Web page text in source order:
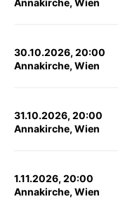
Annakirche, Wien
30.10.2026, 20:00
Annakirche, Wien
31.10.2026, 20:00
Annakirche, Wien
1.11.2026, 20:00
Annakirche, Wien